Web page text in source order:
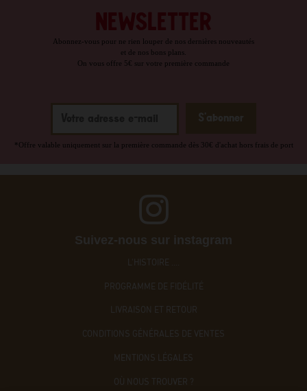
Abonnez-vous pour ne rien louper de nos dernières nouveautés
et de nos bons plans.
On vous offre 5€ sur votre première commande
*Offre valable uniquement sur la première commande dès 30€ d'achat hors frais de port
Suivez-nous sur instagram
L'HISTOIRE ....
PROGRAMME DE FIDÉLITÉ
LIVRAISON ET RETOUR
CONDITIONS GÉNÉRALES DE VENTES
MENTIONS LÉGALES
OÙ NOUS TROUVER ?